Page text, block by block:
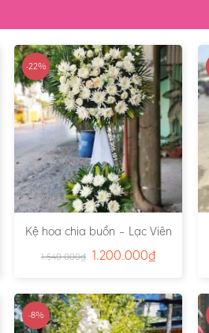
-22%
Kệ hoa chia buồn – Lạc Viên
1.540.000₫ 1.200.000₫
-8%